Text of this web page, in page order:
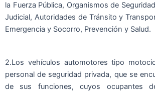
la Fuerza Pública, Organismos de
Judicial, Autoridades de Tránsito y
Emergencia y Socorro, Prevención y Salud.
2.Los vehículos automotores tipo
personal de seguridad privada, que se
de sus funciones, cuyos ocupantes